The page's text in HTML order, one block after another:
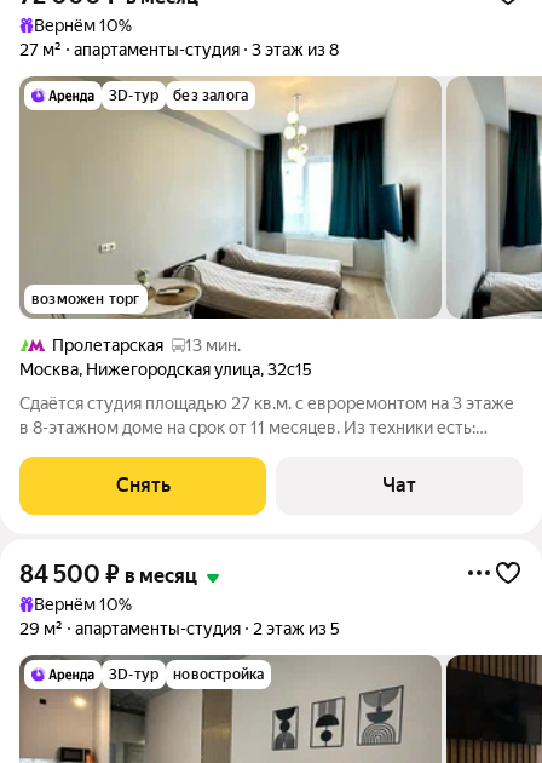
Вернём 10%
27 м²
апартаменты-студия 3 этаж из 8
3D-тур без залога
возможен торг
Пролетарская
13 мин.
Москва, Нижегородская улица,32с15
Сдаётся студия площадью 27 кв.м. с евроремонтом на 3 этаже
в 8-этажном доме на срок от 11 месяцев. Из техники есть:
улицу. Есть консьерж.
Снять Чат
84 500 ₽ в месяц
Вернём 10%
29 м²
апартаменты-студия 2 этаж из 5
3D-тур новостройка